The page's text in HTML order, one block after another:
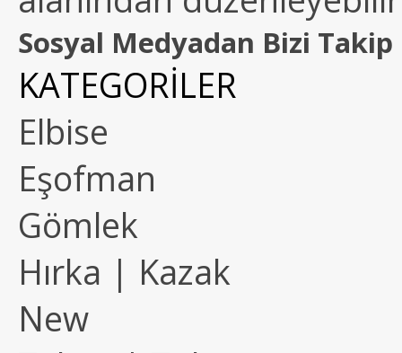
Sosyal Medyadan Bizi Takip
KATEGORİLER
Elbise
Eşofman
Gömlek
Hırka | Kazak
New